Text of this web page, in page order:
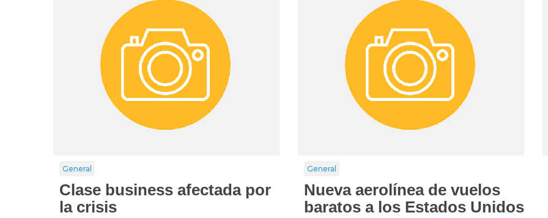
General
Clase business afectada por
la crisis
General
Nueva aerolínea de vuelos
baratos a los Estados Unidos